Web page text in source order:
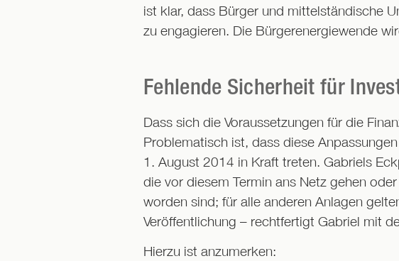
ist klar, dass Bürger und mittelständische
zu engagieren. Die Bürgerenergiewende
Fehlende Sicherheit für
Dass sich die Voraussetzungen für die
Problematisch ist, dass diese
1. August 2014 in Kraft treten. Gabriels
die vor diesem Termin ans Netz gehen
worden sind; für alle anderen Anlagen
Veröffentlichung – rechtfertigt Gabriel mit
Hierzu ist anzumerken: